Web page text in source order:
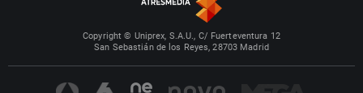
Copyright © Uniprex, S.A.U., C/ Fuerteventura 12
San Sebastián de los Reyes, 28703 Madrid